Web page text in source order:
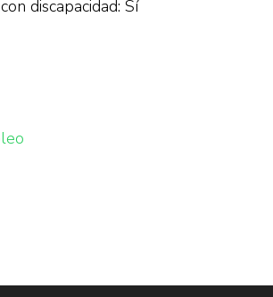
discapacidad: Sí